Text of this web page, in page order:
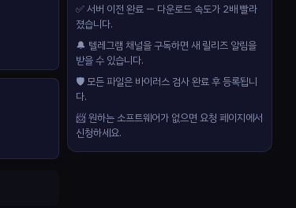
✅ 서버 이전 완료 — 다운로드 속도가 2배 빨라
졌습니다.
🔔 텔레그램 채널을 구독하면 새 릴리즈 알림을
받을 수 있습니다.
🛡️ 모든 파일은 바이러스 검사 완료 후 등록됩니
다.
📨 원하는 소프트웨어가 없으면 요청 페이지에서
신청하세요.